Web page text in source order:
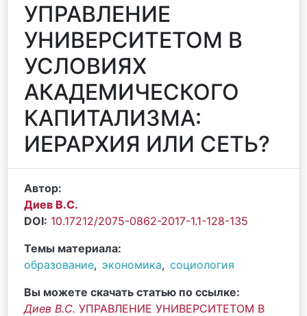
УПРАВЛЕНИЕ
УНИВЕРСИТЕТОМ В
УСЛОВИЯХ
АКАДЕМИЧЕСКОГО
КАПИТАЛИЗМА:
ИЕРАРХИЯ ИЛИ СЕТЬ?
Автор:
Диев В.С.
DOI: 10.17212/2075-0862-2017-1.1-128-135
Темы материала:
образование, экономика, социология
Вы можете скачать статью по ссылке:
Диев В.С. УПРАВЛЕНИЕ УНИВЕРСИТЕТОМ В